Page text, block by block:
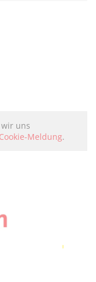
uns
Cookie-Meldung.